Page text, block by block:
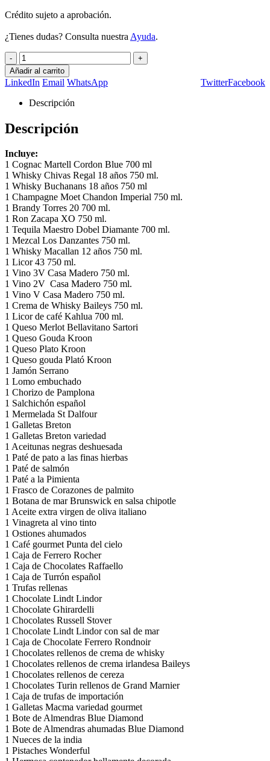
Crédito sujeto a aprobación.
¿Tienes dudas? Consulta nuestra Ayuda.
-
+
Añadir al carrito
Facebook
Twitter
LinkedIn Email WhatsApp
Descripción
Descripción
Incluye:
1 Cognac Martell Cordon Blue 700 ml
1 Whisky Chivas Regal 18 años 750 ml.
1 Whisky Buchanans 18 años 750 ml
1 Champagne Moet Chandon Imperial 750 ml.
1 Brandy Torres 20 700 ml.
1 Ron Zacapa XO 750 ml.
1 Tequila Maestro Dobel Diamante 700 ml.
1 Mezcal Los Danzantes 750 ml.
1 Whisky Macallan 12 años 750 ml.
1 Licor 43 750 ml.
1 Vino 3V Casa Madero 750 ml.
1 Vino 2V Casa Madero 750 ml.
1 Vino V Casa Madero 750 ml.
1 Crema de Whisky Baileys 750 ml.
1 Licor de café Kahlua 700 ml.
1 Queso Merlot Bellavitano Sartori
1 Queso Gouda Kroon
1 Queso Plato Kroon
1 Queso gouda Plató Kroon
1 Jamón Serrano
1 Lomo embuchado
1 Chorizo de Pamplona
1 Salchichón español
1 Mermelada St Dalfour
1 Galletas Breton
1 Galletas Breton variedad
1 Aceitunas negras deshuesada
1 Paté de pato a las finas hierbas
1 Paté de salmón
1 Paté a la Pimienta
1 Frasco de Corazones de palmito
1 Botana de mar Brunswick en salsa chipotle
1 Aceite extra virgen de oliva italiano
1 Vinagreta al vino tinto
1 Ostiones ahumados
1 Café gourmet Punta del cielo
1 Caja de Ferrero Rocher
1 Caja de Chocolates Raffaello
1 Caja de Turrón español
1 Trufas rellenas
1 Chocolate Lindt Lindor
1 Chocolate Ghirardelli
1 Chocolates Russell Stover
1 Chocolate Lindt Lindor con sal de mar
1 Caja de Chocolate Ferrero Rondnoir
1 Chocolates rellenos de crema de whisky
1 Chocolates rellenos de crema irlandesa Baileys
1 Chocolates rellenos de cereza
1 Chocolates Turin rellenos de Grand Marnier
1 Caja de trufas de importación
1 Galletas Macma variedad gourmet
1 Bote de Almendras Blue Diamond
1 Bote de Almendras ahumadas Blue Diamond
1 Nueces de la india
1 Pistaches Wonderful